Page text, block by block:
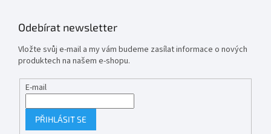
Odebírat newsletter
Vložte svůj e-mail a my vám budeme zasílat informace o nových
produktech na našem e-shopu.
E-mail
PŘIHLÁSIT SE